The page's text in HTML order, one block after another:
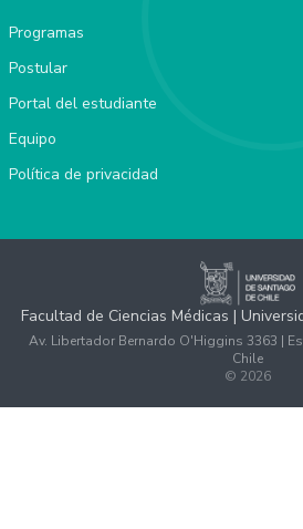
Programas
Postular
Portal del estudiante
Equipo
Política de privacidad
Facultad de Ciencias Médicas |
Av. Libertador Bernardo O'Higgins 3363 |
Chile
© 2026